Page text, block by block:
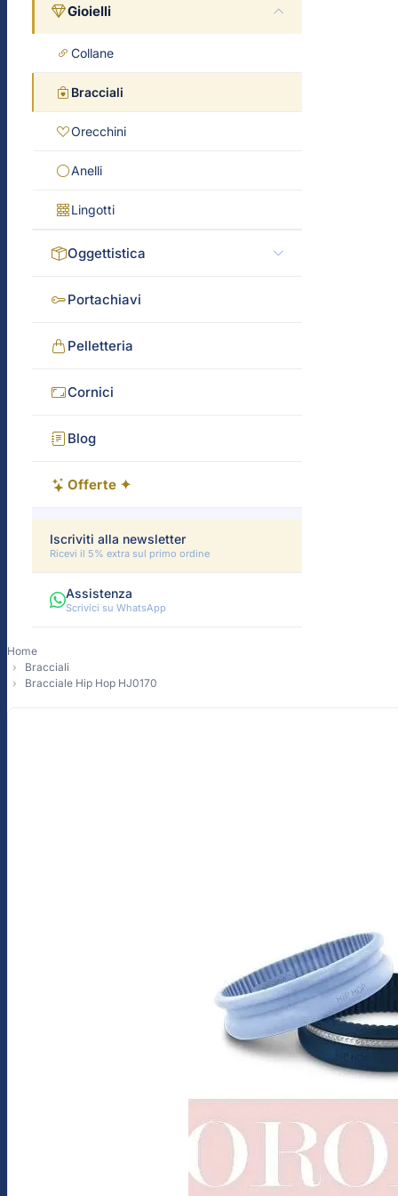
Gioielli
Collane
Bracciali
Orecchini
Anelli
Lingotti
Oggettistica
Portachiavi
Pelletteria
Cornici
Blog
Offerte ✦
Iscriviti alla newsletter
Ricevi il 5% extra sul primo ordine
Assistenza
Scrivici su WhatsApp
Home
Bracciali
Bracciale Hip Hop HJ0170